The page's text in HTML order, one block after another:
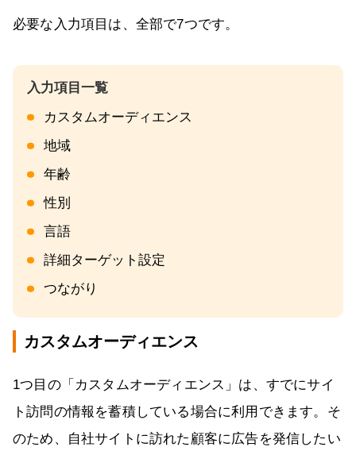
必要な入力項目は、全部で7つです。
カスタムオーディエンス
地域
年齢
性別
言語
詳細ターゲット設定
つながり
カスタムオーディエンス
1つ目の「カスタムオーディエンス」は、すでにサイ
ト訪問の情報を蓄積している場合に利用できます。そ
のため、自社サイトに訪れた顧客に広告を発信したい